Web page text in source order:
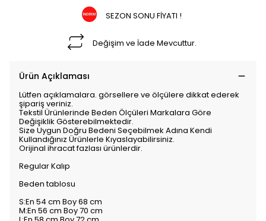
SEZON SONU FİYATI !
Değişim ve İade Mevcuttur.
Ürün Açıklaması
Lütfen açıklamalara. görsellere ve ölçülere dikkat ederek
şipariş veriniz.
Tekstil Ürünlerinde Beden Ölçüleri Markalara Göre
Değişiklik Gösterebilmektedir.
Size Uygun Doğru Bedeni Seçebilmek Adına Kendi
Kullandığınız Ürünlerle Kıyaslayabilirsiniz.
Orijinal ihracat fazlası ürünlerdir.
Regular Kalıp
Beden tablosu
S:En 54 cm Boy 68 cm
M:En 56 cm Boy 70 cm